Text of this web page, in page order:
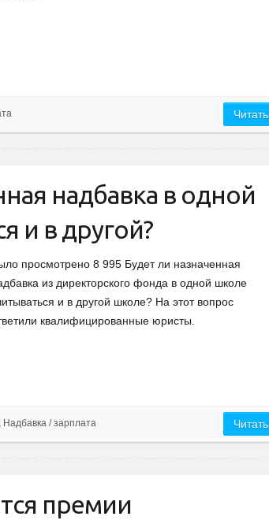
Читать
надбавка в одной
и в другой?
просмотрено 8 995 Будет ли назначенная
из директорского фонда в одной школе
и в другой школе? На этот вопрос
квалифицированные юристы.
, Надбавка / зарплата Читать
премии